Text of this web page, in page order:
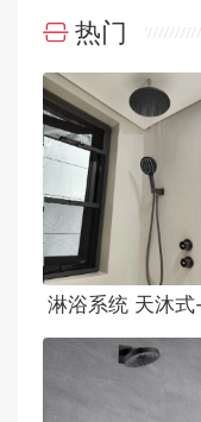
热门